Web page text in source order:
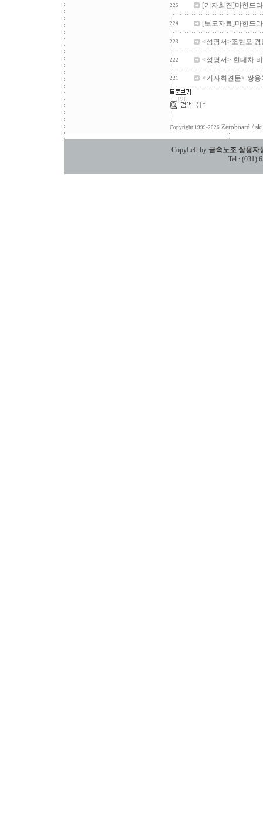
225 [기자회견]마힌드
224 [보도자료]마힌드
223 <성명서>조현오
222 <성명서> 현대차
221 <기자회견문> 쌍용
Copyright 1999-2026 Zeroboard /
CopyLeft by 금속노조 쌍용자
Tel : (031)